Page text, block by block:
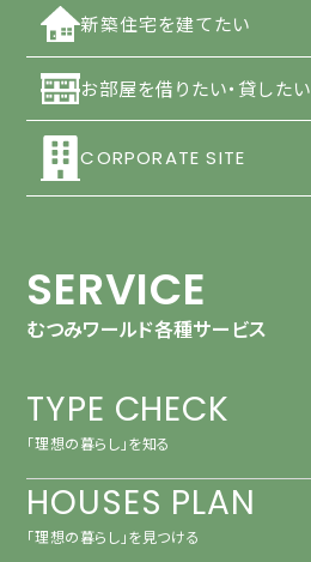
新築住宅を建てたい
お部屋を借りたい・貸したい
CORPORATE SITE
SERVICE
むつみワールド各種サービス
TYPE CHECK
「理想の暮らし」を知る
HOUSES PLAN
「理想の暮らし」を見つける